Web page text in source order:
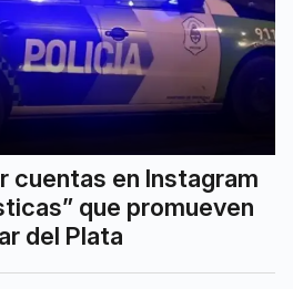
cuentas en Instagram
que promueven
del Plata